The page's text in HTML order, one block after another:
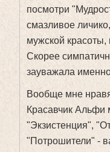
посмотри
смазливое
мужской красоты,
Скорее
зауважала
Вообще мне
Красавчик Альфи
"Экзистенция",
"Потрошители" -